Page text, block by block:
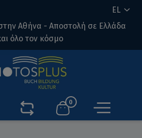
EL
στην Αθήνα - Αποστολή σε Ελλάδα
όλο τον κόσμο
0